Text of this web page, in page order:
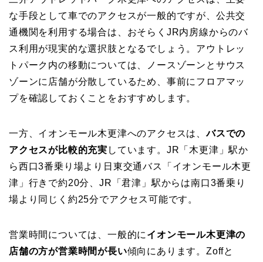
な手段として車でのアクセスが一般的ですが、公共交
通機関を利用する場合は、おそらくJR内房線からのバ
ス利用が現実的な選択肢となるでしょう。アウトレッ
トパーク内の移動については、ノースゾーンとサウス
ゾーンに店舗が分散しているため、事前にフロアマッ
プを確認しておくことをおすすめします。
一方、イオンモール木更津へのアクセスは、バスでの
アクセスが比較的充実 しています。JR「木更津」駅か
ら西口3番乗り場より日東交通バス「イオンモール木更
津」行きで約20分、JR「君津」駅からは南口3番乗り
場より同じく約25分でアクセス可能です。
営業時間については、一般的に イオンモール木更津の
店舗の方が営業時間が長い傾向にあります。Zoffと